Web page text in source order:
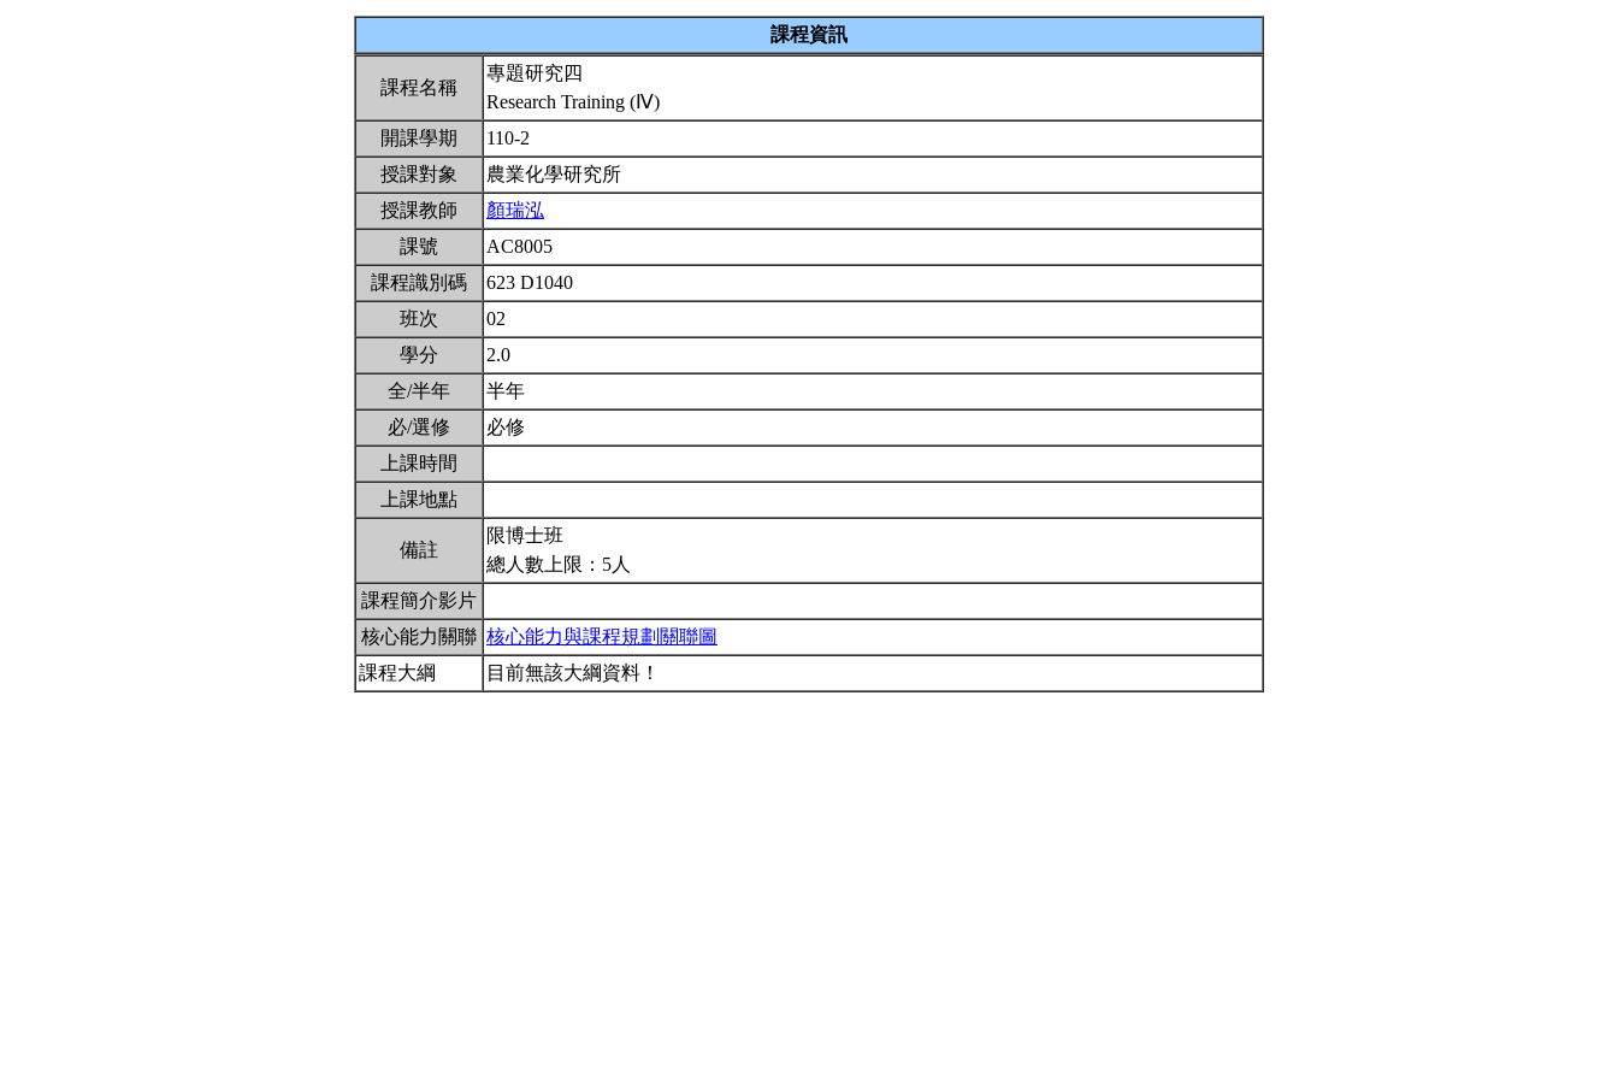
課程資訊
課程名稱
專題研究四
Research Training (Ⅳ)
開課學期
110-2
授課對象
農業化學研究所
授課教師
顏瑞泓
課號
AC8005
課程識別碼
623 D1040
班次
02
學分
2.0
全/半年
半年
必/選修
必修
上課時間
上課地點
備註
限博士班
總人數上限：5人
課程簡介影片
核心能力關聯 核心能力與課程規劃關聯圖
課程大綱
目前無該大綱資料！